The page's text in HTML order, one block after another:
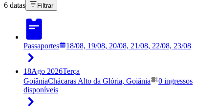
6 datas Filtrar
Passaportes 18/08, 19/08, 20/08, 21/08, 22/08, 23/08
18Ago 2026Terça
GoiâniaChácaras Alto da Glória, Goiânia
0 ingressos
disponíveis